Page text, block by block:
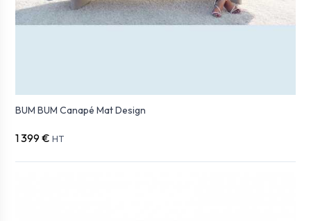
BUM BUM Canapé Mat Design
1 399 € HT